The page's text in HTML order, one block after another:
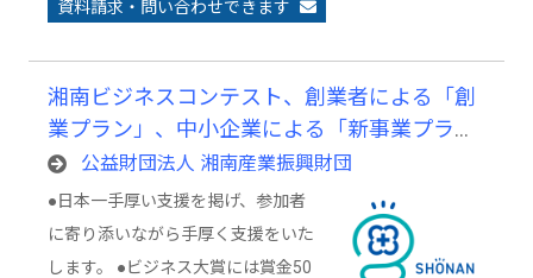
資料請求・問い合わせできます
湘南ビジネスコンテスト、創業者による「創
業プラン」、中小企業による「新事業プラ
ン」を発表するビジネスコンテスト
公益財団法人 湘南産業振興財団
●日本一手厚い支援を掲げ、参加者
に寄り添いながら手厚く支援をいた
します。 ●ビジネス大賞には賞金50